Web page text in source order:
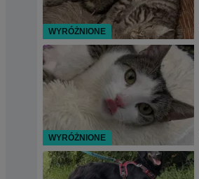
WYRÓŻNIONE
WYRÓŻNIONE